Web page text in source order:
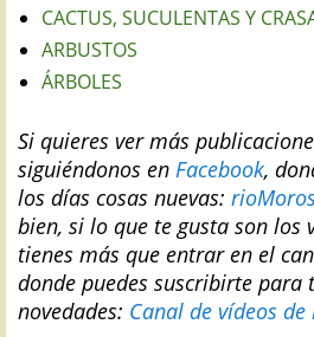
CACTUS, SUCULENTAS Y
ARBUSTOS
ÁRBOLES
Si quieres ver más
siguiéndonos en Facebook,
los días cosas nuevas:
bien, si lo que te gusta son los
tienes más que entrar en el
donde puedes suscribirte para
novedades: Canal de vídeos